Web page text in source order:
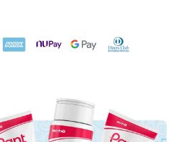
AMEX NuPay Google PayDiners Club